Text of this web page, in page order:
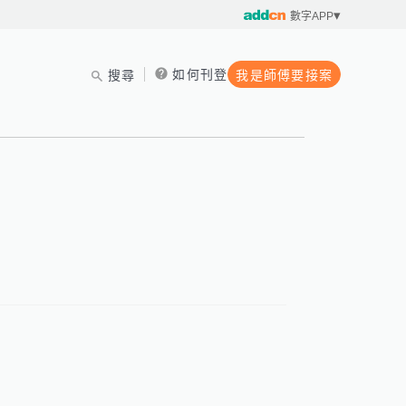
數字APP
搜尋 如何刊登 我是師傅要接案